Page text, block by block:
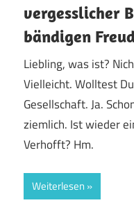
vergesslicher
bändigen
Liebling, was ist?
Vielleicht. Wolltest
Gesellschaft. Ja.
ziemlich. Ist wieder
Verhofft? Hm.
Weiterlesen